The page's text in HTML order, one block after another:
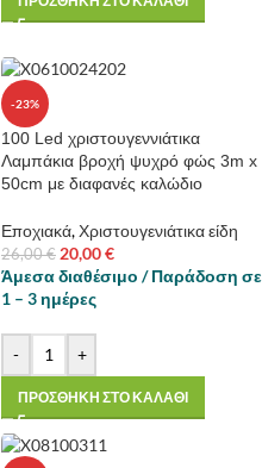
-23%
100 Led χριστουγεννιάτικα
Λαμπάκια βροχή ψυχρό φώς 3m x
50cm με διαφανές καλώδιο
Εποχιακά,Χριστουγενιάτικα είδη
26,00€ 20,00€
Άμεσα διαθέσιμο / Παράδοση σε
1 – 3 ημέρες
- +
ΠΡΟΣΘΗΚΗ ΣΤΟ ΚΑΛΑΘΙ